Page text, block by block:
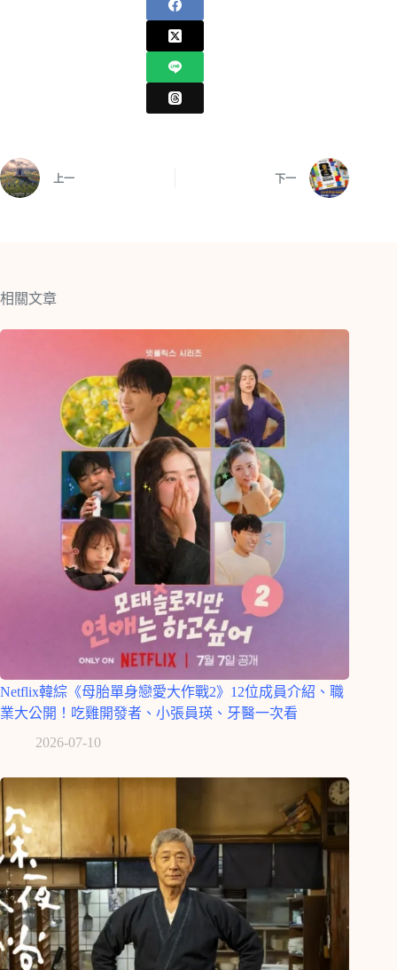
上一 下一
相關文章
Netflix韓綜《母胎單身戀愛大作戰2》12位成員介紹、職
業大公開！吃雞開發者、小張員瑛、牙醫一次看
2026-07-10